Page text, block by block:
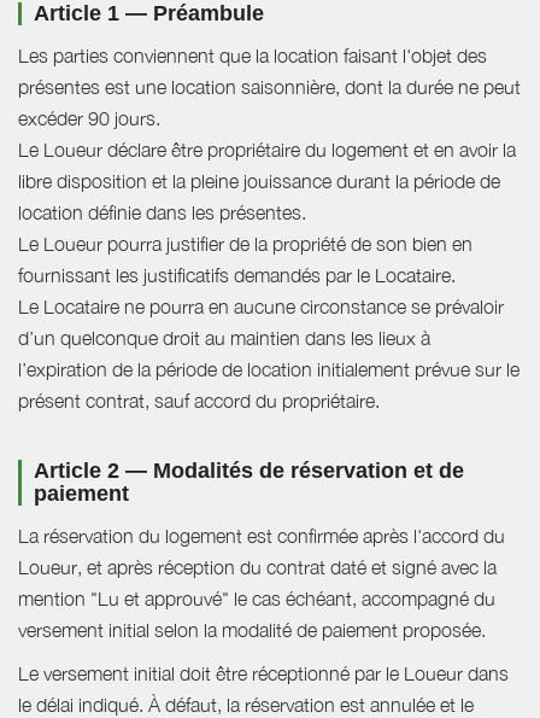
Article 1 — Préambule
Les parties conviennent que la location faisant l'objet des
présentes est une location saisonnière, dont la durée ne peut
excéder 90 jours.
Le Loueur déclare être propriétaire du logement et en avoir la
libre disposition et la pleine jouissance durant la période de
location définie dans les présentes.
Le Loueur pourra justifier de la propriété de son bien en
fournissant les justificatifs demandés par le Locataire.
Le Locataire ne pourra en aucune circonstance se prévaloir
d’un quelconque droit au maintien dans les lieux à
l’expiration de la période de location initialement prévue sur le
présent contrat, sauf accord du propriétaire.
Article 2 — Modalités de réservation et de
paiement
La réservation du logement est confirmée après l'accord du
Loueur, et après réception du contrat daté et signé avec la
mention "Lu et approuvé" le cas échéant, accompagné du
versement initial selon la modalité de paiement proposée.
Le versement initial doit être réceptionné par le Loueur dans
le délai indiqué. À défaut, la réservation est annulée et le